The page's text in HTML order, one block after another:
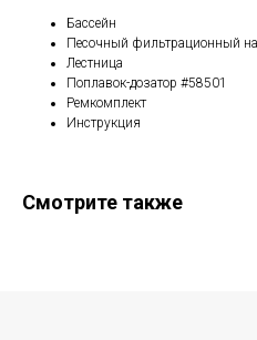
Бассейн
Песочный фильтрационный
Лестница
Поплавок-дозатор #58501
Ремкомплект
Инструкция
Смотрите также